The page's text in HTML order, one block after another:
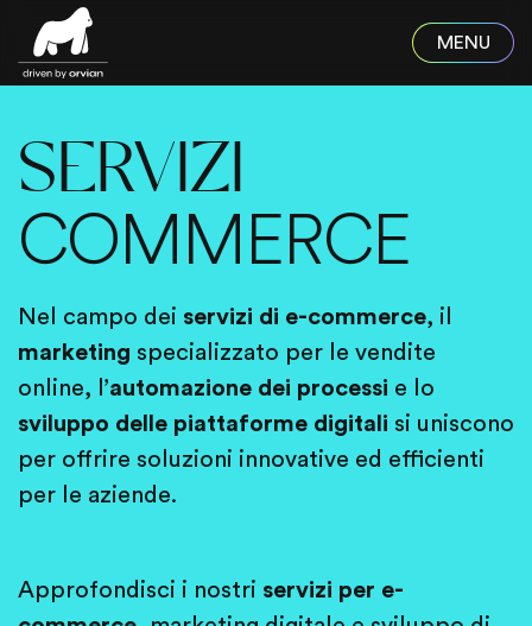
Skip to main content
SERVIZI
COMMERCE
Nel campo dei servizi di e-commerce, il
marketing specializzato per le vendite
online, l’automazione dei processi e lo
sviluppo delle piattaforme digitali si uniscono
per offrire soluzioni innovative ed efficienti
per le aziende.
Approfondisci i nostri servizi per e-